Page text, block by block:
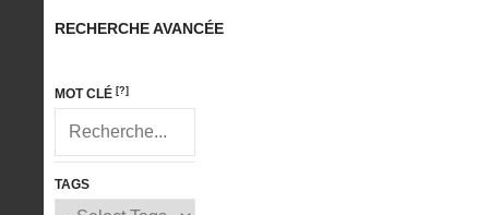
RECHERCHE AVANCÉE
MOT CLÉ [?]
TAGS